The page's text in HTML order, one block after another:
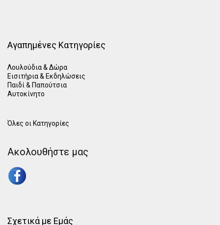
Αγαπημένες Κατηγορίες
Λουλούδια & Δώρα
Εισιτήρια & Εκδηλώσεις
Παιδί & Παπούτσια
Αυτοκίνητο
Όλες οι Κατηγορίες
Ακολουθήστε μας
Σχετικά με Εμάς